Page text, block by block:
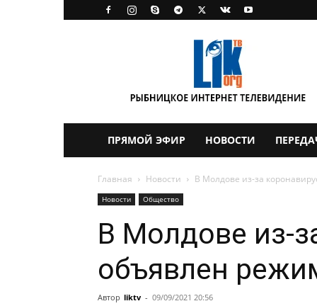
ПРЯМОЙ ЭФИР НОВОСТИ
Главная Новости В Молдове из-за
Новости Общество
В Молдове из-
объявлен
Автор liktv - 09/09/2021 20:56